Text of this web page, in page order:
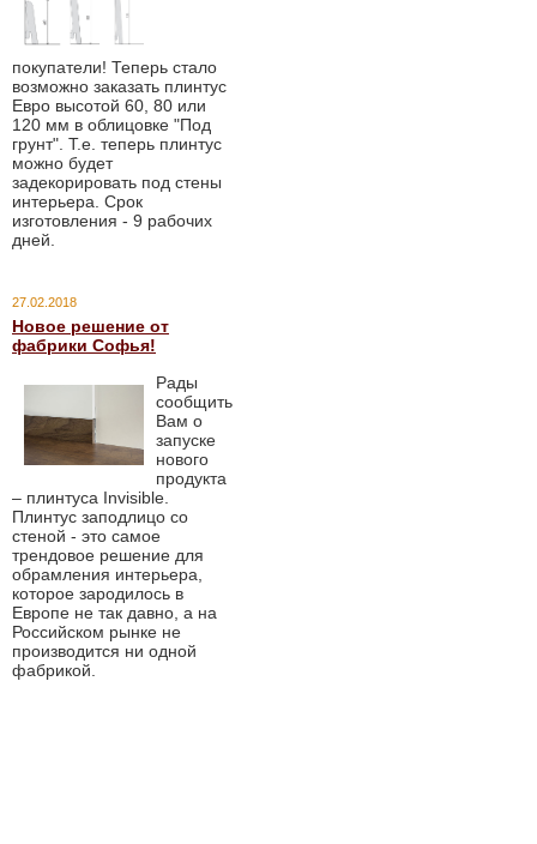
покупатели! Теперь стало
возможно заказать плинтус
Евро высотой 60, 80 или
120 мм в облицовке "Под
грунт". Т.е. теперь плинтус
можно будет
задекорировать под стены
интерьера. Срок
изготовления - 9 рабочих
дней.
27.02.2018
Новое решение от
фабрики Софья!
Рады
сообщить
Вам о
запуске
нового
продукта
– плинтуса Invisible.
Плинтус заподлицо со
стеной - это самое
трендовое решение для
обрамления интерьера,
которое зародилось в
Европе не так давно, а на
Российском рынке не
производится ни одной
фабрикой.